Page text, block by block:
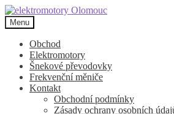
Přeskočit
na
navigaci
Přejít
k
obsahu
webu
Menu
Obchod
Elektromotory
Šnekové převodovky
Frekvenční měniče
Kontakt
Obchodní podmínky
Zásady ochrany osobních